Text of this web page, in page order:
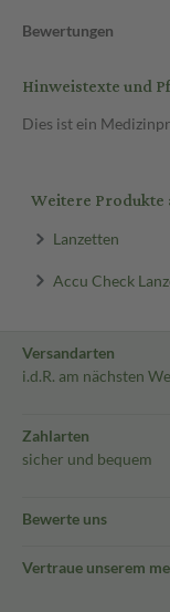
Bewertungen
Hinweistexte und
Dies ist ein
Weitere Produkte
Lanzetten
Accu Check
Versandarten
i.d.R. am nächsten
Zahlarten
sicher und bequem
Bewerte uns
Vertraue unserem